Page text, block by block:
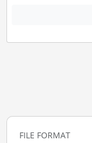
FILE FORMAT